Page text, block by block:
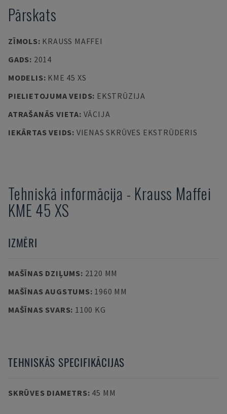
Pārskats
ZĪMOLS: KRAUSS MAFFEI
GADS: 2014
MODELIS: KME 45 XS
PIELIETOJUMA VEIDS: EKSTRŪZIJA
ATRAŠANĀS VIETA: VĀCIJA
IEKĀRTAS VEIDS: VIENAS SKRŪVES EKSTRŪDERIS
Tehniskā informācija - Krauss Maffei
KME 45 XS
IZMĒRI
MAŠĪNAS DZIĻUMS: 2120 MM
MAŠĪNAS AUGSTUMS: 1960 MM
MAŠĪNAS SVARS: 1100 KG
TEHNISKĀS SPECIFIKĀCIJAS
SKRŪVES DIAMETRS: 45 MM